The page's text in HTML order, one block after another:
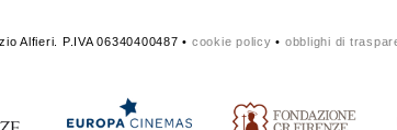
Alfieri. P.IVA 06340400487 • cookie policy • obblighi di